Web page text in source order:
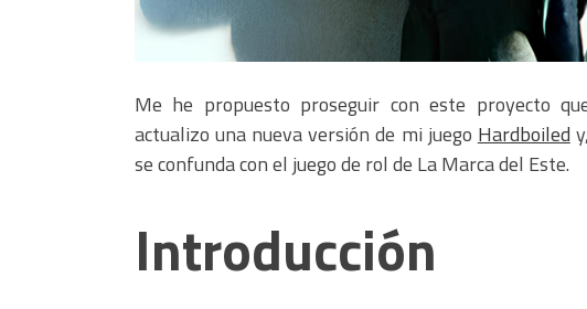
Me he propuesto proseguir con este proyecto
actualizo una nueva versión de mi juego Hardboiled
se confunda con el juego de rol de La Marca del Este.
Introducción